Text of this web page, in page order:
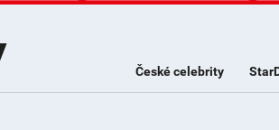
České celebrity